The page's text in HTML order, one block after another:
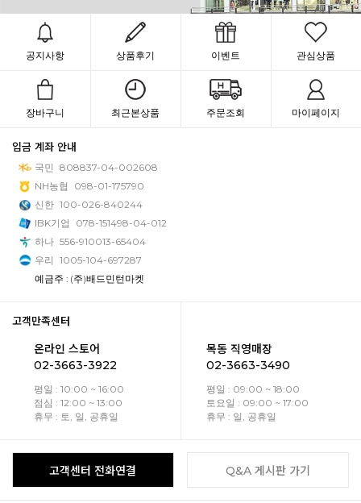
공지사항 상품후기 이벤트 관심상품
장바구니 최근본상품 주문조회 마이페이지
입금 계좌 안내
국민 808837-04-002608
NH농협
098-01-175790
신한 100-026-840244
IBK기업
078-151498-04-012
하나 556-910013-65404
우리 1005-104-697287
예금주 : (주)배드민턴마켓
고객만족센터
온라인 스토어
02-3663-3922
평일 : 10:00 ~ 16:00
점심 : 12:00 ~ 13:00
휴무 : 토, 일, 공휴일
목동 직영매장
02-3663-3490
평일 : 09:00 ~ 18:00
토요일 : 09:00 ~ 17:00
휴무 : 일, 공휴일
고객센터 전화연결 Q&A 게시판 가기